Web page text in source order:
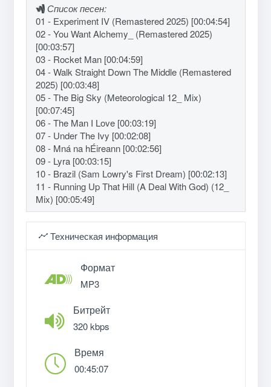
Список песен:
01 - Experiment IV (Remastered 2025) [00:04:54]
02 - You Want Alchemy_ (Remastered 2025)
[00:03:57]
03 - Rocket Man [00:04:59]
04 - Walk Straight Down The Middle (Remastered
2025) [00:03:48]
05 - The Big Sky (Meteorological 12_ Mix)
[00:07:45]
06 - The Man I Love [00:03:19]
07 - Under The Ivy [00:02:08]
08 - Mná na hÉireann [00:02:56]
09 - Lyra [00:03:15]
10 - Brazil (Sam Lowry's First Dream) [00:02:13]
11 - Running Up That Hill (A Deal With God) (12_
Mix) [00:05:49]
Техническая информация
Формат
MP3
Битрейт
320 kbps
Время
00:45:07